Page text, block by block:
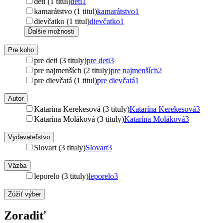
kamarátstvo (1 titul)kamarátstvo1
dievčatko (1 titul)dievčatko1
Ďalšie možnosti
Pre koho
pre deti (3 tituly)pre deti3
pre najmenších (2 tituly)pre najmenších2
pre dievčatá (1 titul)pre dievčatá1
Autor
Katarína Kerekesová (3 tituly)Katarína Kerekesová3
Katarína Moláková (3 tituly)Katarína Moláková3
Vydavateľstvo
Slovart (3 tituly)Slovart3
Väzba
leporelo (3 tituly)leporelo3
Zúžiť výber
Zoradiť